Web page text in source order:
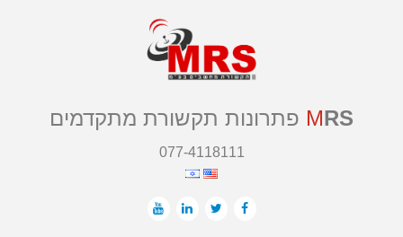
MRS פתרונות תקשורת מתקדמים
077-4118111